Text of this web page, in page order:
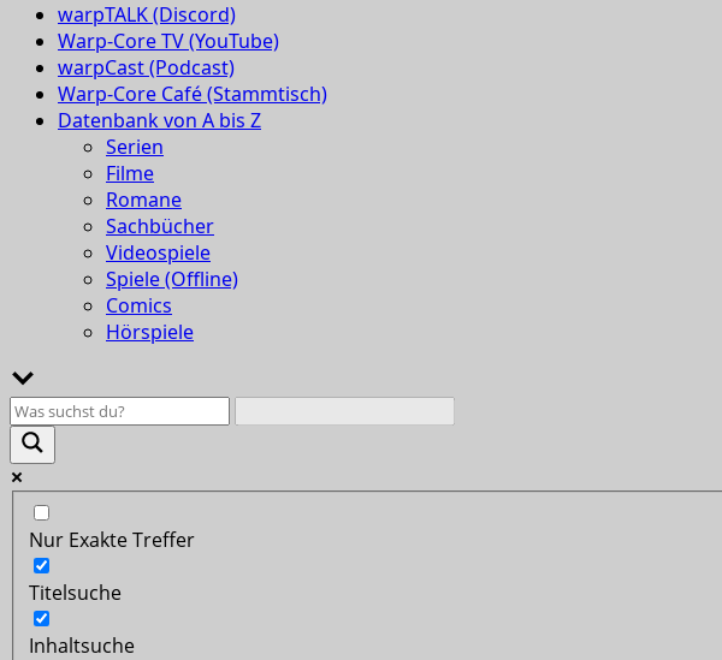
warpTALK (Discord)
Warp-Core TV (YouTube)
warpCast (Podcast)
Warp-Core Café (Stammtisch)
Datenbank von A bis Z
Serien
Filme
Romane
Sachbücher
Videospiele
Spiele (Offline)
Comics
Hörspiele
Nur Exakte Treffer
Titelsuche
Inhaltsuche